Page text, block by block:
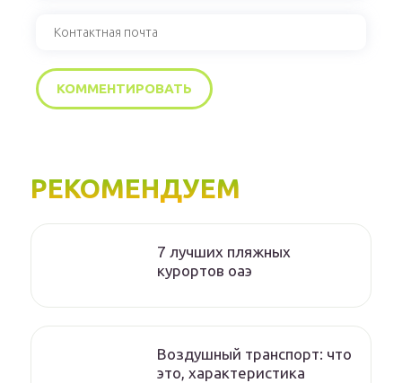
РЕКОМЕНДУЕМ
7 лучших пляжных
курортов оаэ
Воздушный транспорт: что
это, характеристика